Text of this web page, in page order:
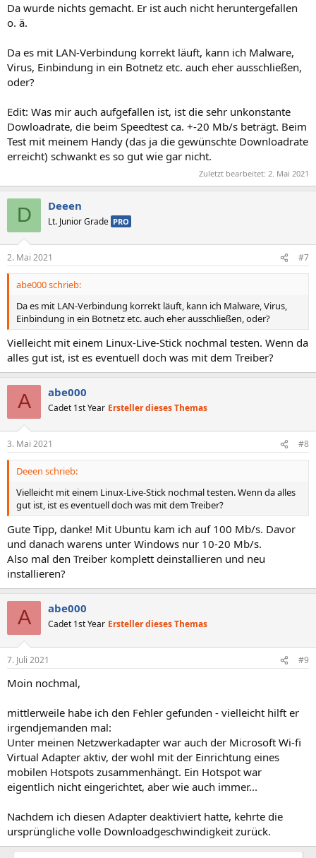
Da wurde nichts gemacht. Er ist auch nicht heruntergefallen
o. ä.
Da es mit LAN-Verbindung korrekt läuft, kann ich Malware,
Virus, Einbindung in ein Botnetz etc. auch eher ausschließen,
oder?
Edit: Was mir auch aufgefallen ist, ist die sehr unkonstante
Dowloadrate, die beim Speedtest ca. +-20 Mb/s beträgt. Beim
Test mit meinem Handy (das ja die gewünschte Downloadrate
erreicht) schwankt es so gut wie gar nicht.
Zuletzt bearbeitet: 2. Mai 2021
D Deeen
Lt. Junior Grade PRO
2. Mai 2021 #7
abe000 schrieb:
Da es mit LAN-Verbindung korrekt läuft, kann ich Malware, Virus,
Einbindung in ein Botnetz etc. auch eher ausschließen, oder?
Vielleicht mit einem Linux-Live-Stick nochmal testen. Wenn da
alles gut ist, ist es eventuell doch was mit dem Treiber?
A abe000
Cadet 1st Year Ersteller dieses Themas
3. Mai 2021 #8
Deeen schrieb:
Vielleicht mit einem Linux-Live-Stick nochmal testen. Wenn da alles
gut ist, ist es eventuell doch was mit dem Treiber?
Gute Tipp, danke! Mit Ubuntu kam ich auf 100 Mb/s. Davor
und danach warens unter Windows nur 10-20 Mb/s.
Also mal den Treiber komplett deinstallieren und neu
installieren?
A abe000
Cadet 1st Year Ersteller dieses Themas
7. Juli 2021 #9
Moin nochmal,
mittlerweile habe ich den Fehler gefunden - vielleicht hilft er
irgendjemanden mal:
Unter meinen Netzwerkadapter war auch der Microsoft Wi-fi
Virtual Adapter aktiv, der wohl mit der Einrichtung eines
mobilen Hotspots zusammenhängt. Ein Hotspot war
eigentlich nicht eingerichtet, aber wie auch immer...
Nachdem ich diesen Adapter deaktiviert hatte, kehrte die
ursprüngliche volle Downloadgeschwindigkeit zurück.